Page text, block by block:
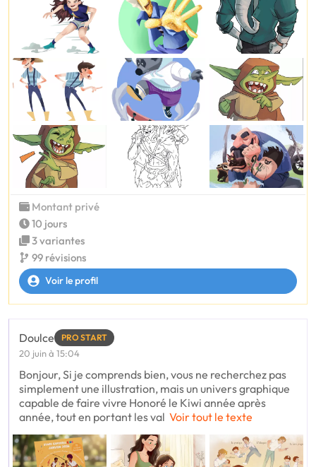
Montant privé
10 jours
3 variantes
99 révisions
Voir le profil
Doulce PRO START
20 juin à 15:04
Bonjour, Si je comprends bien, vous ne recherchez pas
simplement une illustration, mais un univers graphique
capable de faire vivre Honoré le Kiwi année après
année, tout en portant les val Voir tout le texte